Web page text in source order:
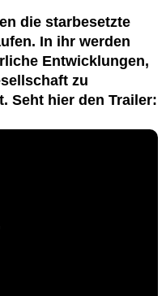
die starbesetzte
In ihr werden
Entwicklungen,
zu
Seht hier den Trailer: